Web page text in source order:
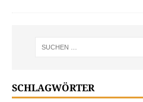
SCHLAGWÖRTER